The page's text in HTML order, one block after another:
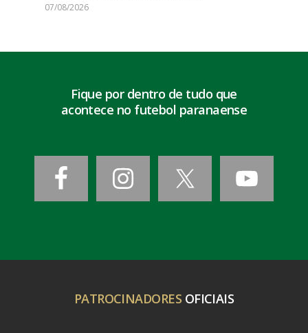
07/08/2026
Fique por dentro de tudo que
acontece no futebol paranaense
PATROCINADORES OFICIAIS